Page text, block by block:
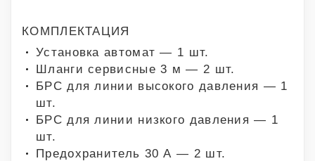
КОМПЛЕКТАЦИЯ
Установка автомат — 1 шт.
Шланги сервисные 3 м — 2 шт.
БРС для линии высокого давления — 1
шт.
БРС для линии низкого давления — 1
шт.
Предохранитель 30 А — 2 шт.